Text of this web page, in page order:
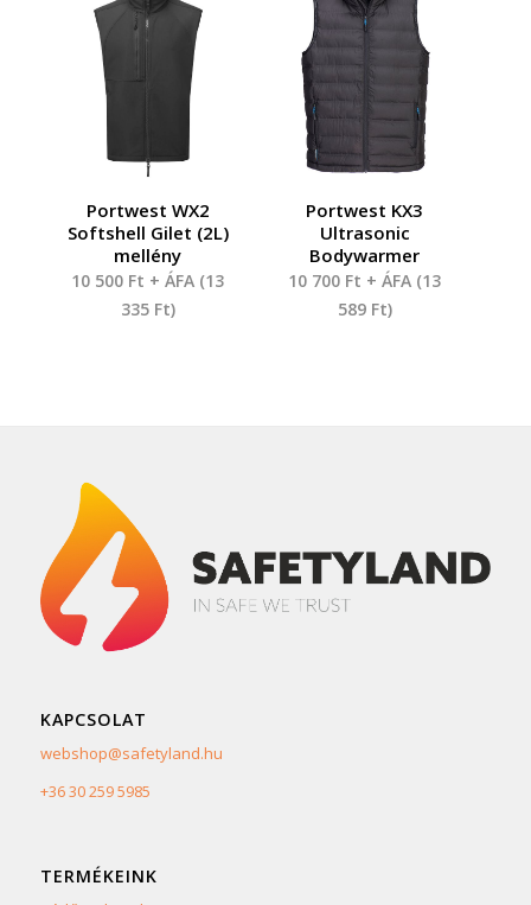
Portwest WX2
Softshell Gilet (2L)
mellény
10 500 Ft + ÁFA (13
335 Ft)
Portwest KX3
Ultrasonic
Bodywarmer
10 700 Ft + ÁFA (13
589 Ft)
KAPCSOLAT
webshop@safetyland.hu
+36 30 259 5985
TERMÉKEINK